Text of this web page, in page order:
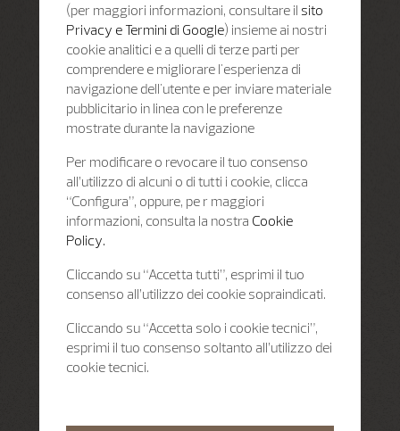
(per maggiori informazioni, consultare il sito
Privacy e Termini di Google) insieme ai nostri
cookie analitici e a quelli di terze parti per
comprendere e migliorare l'esperienza di
navigazione dell'utente e per inviare materiale
pubblicitario in linea con le preferenze
mostrate durante la navigazione
Per modificare o revocare il tuo consenso
all’utilizzo di alcuni o di tutti i cookie, clicca
“Configura”, oppure, pe r maggiori
informazioni, consulta la nostra Cookie
Policy.
Cliccando su “Accetta tutti”, esprimi il tuo
consenso all’utilizzo dei cookie sopraindicati.
Cliccando su “Accetta solo i cookie tecnici”,
esprimi il tuo consenso soltanto all’utilizzo dei
cookie tecnici.